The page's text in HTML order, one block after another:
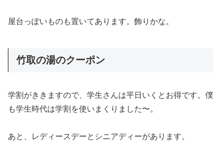
屋台っぽいものも置いてあります。飾りかな。
竹取の湯のクーポン
学割がききますので、学生さんは平日いくとお得です。僕
も学生時代は学割を使いまくりました〜。
あと、レディースデーとシニアディーがあります。